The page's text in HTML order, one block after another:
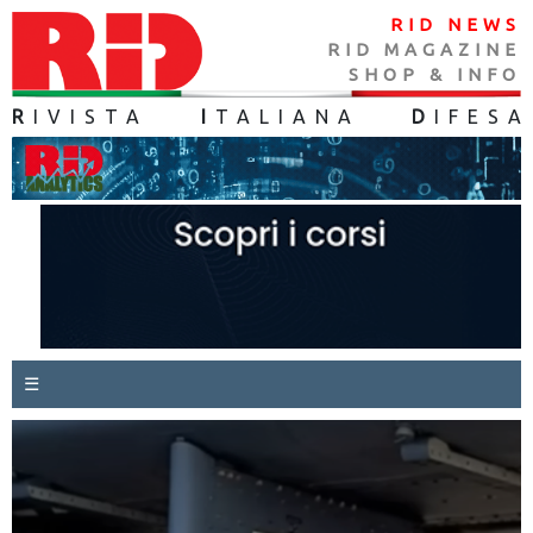
RID NEWS
RID MAGAZINE
SHOP & INFO
R IVISTA TALIANA D IFES A
☰